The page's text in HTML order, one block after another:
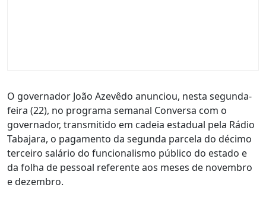
O governador João Azevêdo anunciou, nesta segunda-
feira (22), no programa semanal Conversa com o
governador, transmitido em cadeia estadual pela Rádio
Tabajara, o pagamento da segunda parcela do décimo
terceiro salário do funcionalismo público do estado e
da folha de pessoal referente aos meses de novembro
e dezembro.